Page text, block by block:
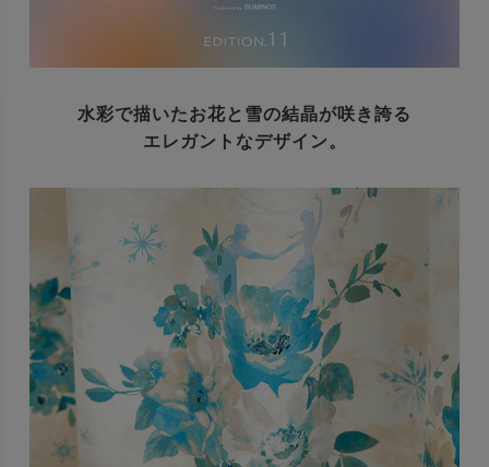
水彩で描いたお花と雪の結晶が咲き誇る
エレガントなデザイン。